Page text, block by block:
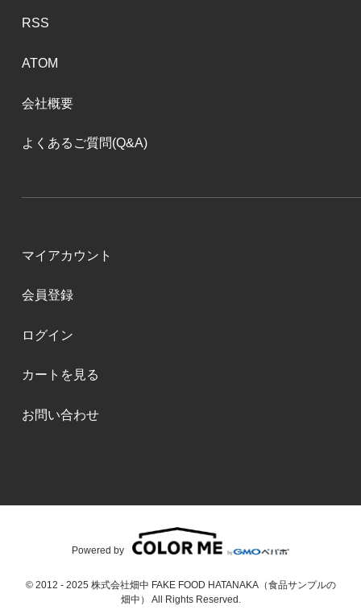
RSS
ATOM
会社概要
よくあるご質問(Q&A)
マイアカウント
会員登録
ログイン
カートを見る
お問い合わせ
© 2012 - 2025 株式会社畑中 FAKE FOOD HATANAKA（食品サンプルの
畑中） All Rights Reserved.
Powered by